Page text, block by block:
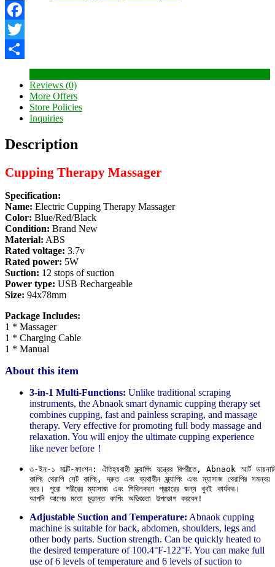
Facebook
Twitter
Reviews (0)
More Offers
Store Policies
Inquiries
Description
Cupping Therapy Massager
Specification:
Name: Electric Cupping Therapy Massager
Color: Blue/Red/Black
Condition: Brand New
Material: ABS
Rated voltage: 3.7v
Rated power: 5W
Suction: 12 stops of suction
Power type: USB Rechargeable
Size: 94x78mm
Package Includes:
1 * Massager
1 * Charging Cable
1 * Manual
About this item
3-in-1 Multi-Functions: Unlike traditional scraping
instruments, the Abnaok smart dynamic cupping therapy set
combines cupping, fast and painless scraping, and massage
therapy. Very effective for promoting full body massage and
relaxation. You will enjoy the ultimate cupping experience
like never before！
৩-ইন-১ মাল্টি-ফাংশন: ঐতিহ্যবাহী স্ক্র্যাপিং যন্ত্রের বিপরীতে, Abnaok স্মার্ট
কাপিং থেরাপি সেট কাপিং, দ্রুত এবং ব্যথাহীন স্ক্র্যাপিং এবং ম্যাসাজ থেরাপির সমন্বয়
করে। পুরো শরীরের ম্যাসাজ এবং শিথিলকরণ প্রচারের জন্য খুবই কার্যকর।
আপনি আগের মতো চূড়ান্ত কাপিং অভিজ্ঞতা উপভোগ করবেন!
Adjustable Suction and Temperature: Abnaok cupping
machine is suitable for back, abdomen, shoulders, legs and
other body parts. Suction strength. Can be quickly heated to
the desired temperature of 100.4°F-122°F. You can make full
use of 6 levels of temperature and 6 levels of suction to